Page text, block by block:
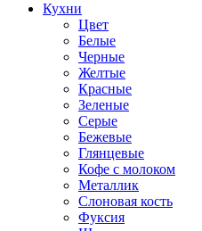
Кухни
Цвет
Белые
Черные
Желтые
Красные
Зеленые
Серые
Бежевые
Глянцевые
Кофе с молоком
Металлик
Слоновая кость
Фуксия